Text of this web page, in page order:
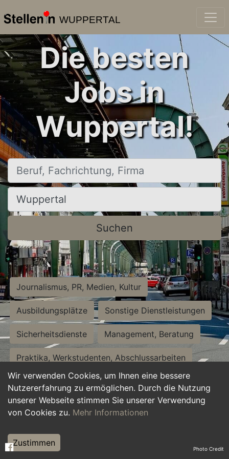
WUPPERTAL
Wir verwenden Cookies, um Ihnen eine bessere
Nutzererfahrung zu ermöglichen. Durch die Nutzung
unserer Webseite stimmen Sie unserer Verwendung
von Cookies zu. Mehr Informationen
Zustimmen
Die besten
Jobs in
Wuppertal!
Beruf, Fachrichtung, Firma
Ort, Stadt
Suchen
Journalismus, PR, Medien, Kultur
Ausbildungsplätze Sonstige Dienstleistungen
Sicherheitsdienste Management, Beratung
Praktika, Werkstudenten, Abschlussarbeiten
Personalwesen Assistenz, Sekretariat
Hilfskräfte, Aushilfs- und Nebenjobs
Weiterbildung, Studium, duale Ausbildung Photo Credit